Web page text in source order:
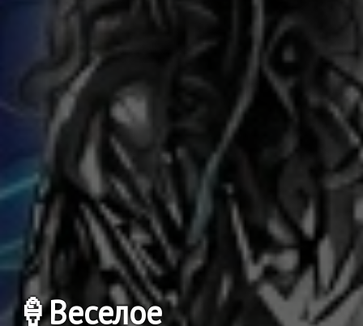
🍦Веселое